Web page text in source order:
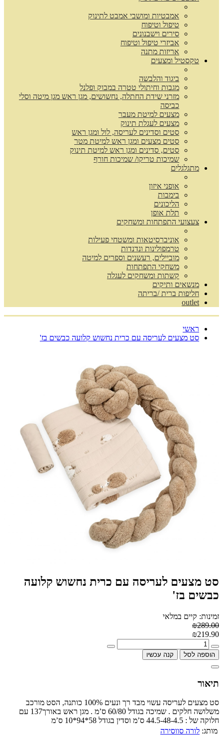
אמבטיות ומושבי אמבט לתינוק
טיפול וטיפוח
סירים וישבנונים
אביזרי טיפול וטיפוח
אריזות מתנה
טקסטיל ומצעים
ביגוד והלבשה
מגבות וחיתולי טטרה במבוק ופלנל
מזרני שידת החתלה, נחשושים, מגן ראש מגן מיטה וסלי
כביסה
מצעים למיטת מעבר
מצעים לעגלת תינוק
סטים וסדינים לעריסה, לול ומגן ראש
סטים מצעים ומגן ראש למיטת מטר
סטים, סדינים ומגן ראש למיטת תינוק
שמיכות טריקו/ שמיכות חורף
מתגלגלים
אופני איזון
בימבות
הליכונים
תלת אופן
צעצועי התפתחות ומשחקים
אוניברסיטאות ומשטחי פעילות
טרמפולינות ונדנדות
מוביילים, רעשנים וספרים למיטה
משחקי התפתחות
קשתות ומשחקים לעגלה
מנשאים ותיקים
חליפות ברית /בריתה
outlet
ראשי
סט מצעים לעריסה עם כרית נחשוש קלועה כבשים בז'
סט מצעים לעריסה עם כרית נחשוש קלועה
כבשים בז'
זמינות: קיים במלאי
₪289.00
₪219.90
הוספה לסל קנה עכשיו
תיאור
סט מצעים לעריסה עשוי מבד רך ונעים 100% כותנה, הסט מורכב
משלושה חלקים . שמיכה בגודל 60/80 ס’מ . מגן ראש באורך137 עם
חלוקה של : 44.5-48-4.5 ס’מ וסדין בגודל 58*94*10 ס’מ
מותג: לורה סווסירה